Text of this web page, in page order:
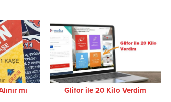
mı Glifor ile 20 Kilo Verdim